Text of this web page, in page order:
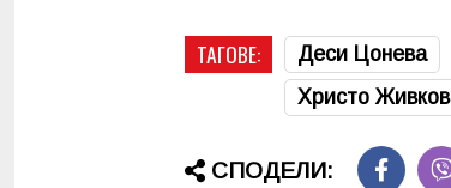
ТАГОВЕ: Деси Цонева
Христо Живков
СПОДЕЛИ: